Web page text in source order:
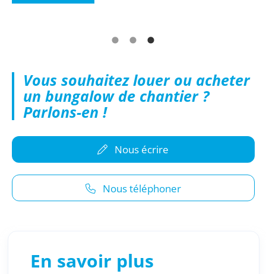
Vous souhaitez louer ou acheter
un bungalow de chantier ?
Parlons-en !
Nous écrire
Nous téléphoner
En savoir plus